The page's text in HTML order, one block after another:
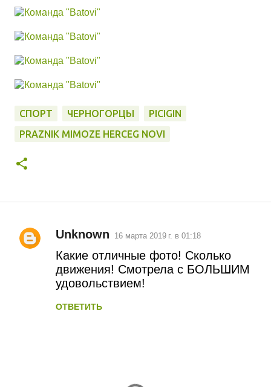
СПОРТ ЧЕРНОГОРЦЫ
PICIGIN
PRAZNIK MIMOZE HERCEG NOVI
К
Unknown 16 марта 2019 г. в 01:18
Какие отличные фото! Сколько
движения! Смотрела с БОЛЬШИМ
удовольствием!
ОТВЕТИТЬ